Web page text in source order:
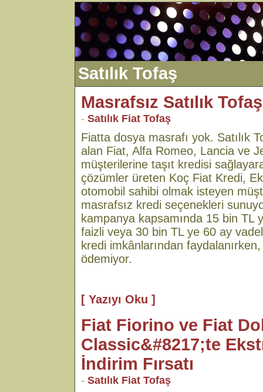
Satılık Tofaş
Masrafsız Satılık Tofaş
- Satılık Fiat Tofaş
Fiatta dosya masrafı yok. Satılık
alan Fiat, Alfa Romeo, Lancia ve
müşterilerine taşıt kredisi
çözümler üreten Koç Fiat Kredi,
otomobil sahibi olmak isteyen
masrafsız kredi seçenekleri
kampanya kapsamında 15 bin TL
faizli veya 30 bin TL ye 60 ay
kredi imkânlarından
ödemiyor.
[ Yazıyı Oku ]
Fiat Fiorino ve Fiat
Classic&#8217;te
İndirim Fırsatı
- Satılık Fiat Tofaş